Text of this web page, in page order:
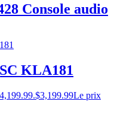
Console audio
KLA181
$3,199.99Le prix